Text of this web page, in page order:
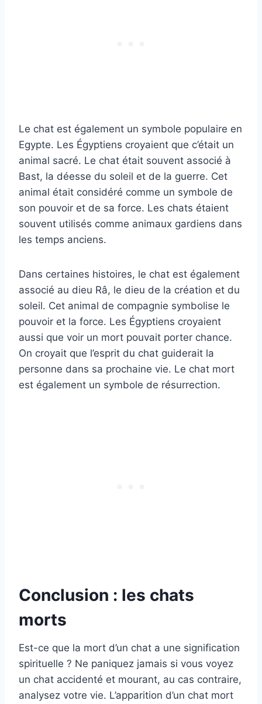
Le chat est également un symbole populaire en
Egypte. Les Égyptiens croyaient que c’était un
animal sacré. Le chat était souvent associé à
Bast, la déesse du soleil et de la guerre. Cet
animal était considéré comme un symbole de
son pouvoir et de sa force. Les chats étaient
souvent utilisés comme animaux gardiens dans
les temps anciens.
Dans certaines histoires, le chat est également
associé au dieu Râ, le dieu de la création et du
soleil. Cet animal de compagnie symbolise le
pouvoir et la force. Les Égyptiens croyaient
aussi que voir un mort pouvait porter chance.
On croyait que l’esprit du chat guiderait la
personne dans sa prochaine vie. Le chat mort
est également un symbole de résurrection.
Conclusion : les chats
morts
Est-ce que la mort d’un chat a une signification
spirituelle ? Ne paniquez jamais si vous voyez
un chat accidenté et mourant, au cas contraire,
analysez votre vie. L’apparition d’un chat mort